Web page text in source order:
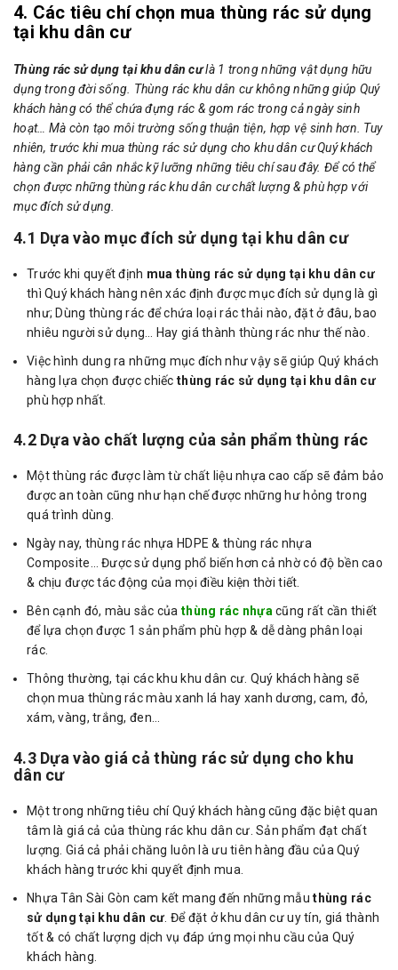
4. Các tiêu chí chọn mua thùng rác sử dụng
tại khu dân cư
Thùng rác sử dụng tại khu dân cưlà 1 trong những vật dụng hữu
dụng trong đời sống. Thùng rác khu dân cư không những giúp Quý
khách hàng có thể chứa đựng rác & gom rác trong cả ngày sinh
hoạt… Mà còn tạo môi trường sống thuận tiện, hợp vệ sinh hơn. Tuy
nhiên, trước khi mua thùng rác sử dụng cho khu dân cư Quý khách
hàng cần phải cân nhắc kỹ lưỡng những tiêu chí sau đây. Để có thể
chọn được những thùng rác khu dân cư chất lượng & phù hợp với
mục đích sử dụng.
4.1 Dựa vào mục đích sử dụng tại khu dân cư
Trước khi quyết định mua thùng rác sử dụng tại khu dân cư
thì Quý khách hàng nên xác định được mục đích sử dụng là gì
như; Dùng thùng rác để chứa loại rác thải nào, đặt ở đâu, bao
nhiêu người sử dụng… Hay giá thành thùng rác như thế nào.
Việc hình dung ra những mục đích như vậy sẽ giúp Quý khách
hàng lựa chọn được chiếc thùng rác sử dụng tại khu dân cư
phù hợp nhất.
4.2 Dựa vào chất lượng của sản phẩm thùng rác
Một thùng rác được làm từ chất liệu nhựa cao cấp sẽ đảm bảo
được an toàn cũng như hạn chế được những hư hỏng trong
quá trình dùng.
Ngày nay, thùng rác nhựa HDPE & thùng rác nhựa
Composite… Được sử dụng phổ biến hơn cả nhờ có độ bền cao
& chịu được tác động của mọi điều kiện thời tiết.
Bên cạnh đó, màu sắc của thùng rác nhựacũng rất cần thiết
để lựa chọn được 1 sản phẩm phù hợp & dễ dàng phân loại
rác.
Thông thường, tại các khu khu dân cư. Quý khách hàng sẽ
chọn mua thùng rác màu xanh lá hay xanh dương, cam, đỏ,
xám, vàng, trắng, đen…
4.3 Dựa vào giá cả thùng rác sử dụng cho khu
dân cư
Một trong những tiêu chí Quý khách hàng cũng đặc biệt quan
tâm là giá cả của thùng rác khu dân cư. Sản phẩm đạt chất
lượng. Giá cả phải chăng luôn là ưu tiên hàng đầu của Quý
khách hàng trước khi quyết định mua.
Nhựa Tân Sài Gòn cam kết mang đến những mẫuthùng rác
sử dụng tại khu dân cư . Để đặt ở khu dân cư uy tín, giá thành
tốt & có chất lượng dịch vụ đáp ứng mọi nhu cầu của Quý
khách hàng.